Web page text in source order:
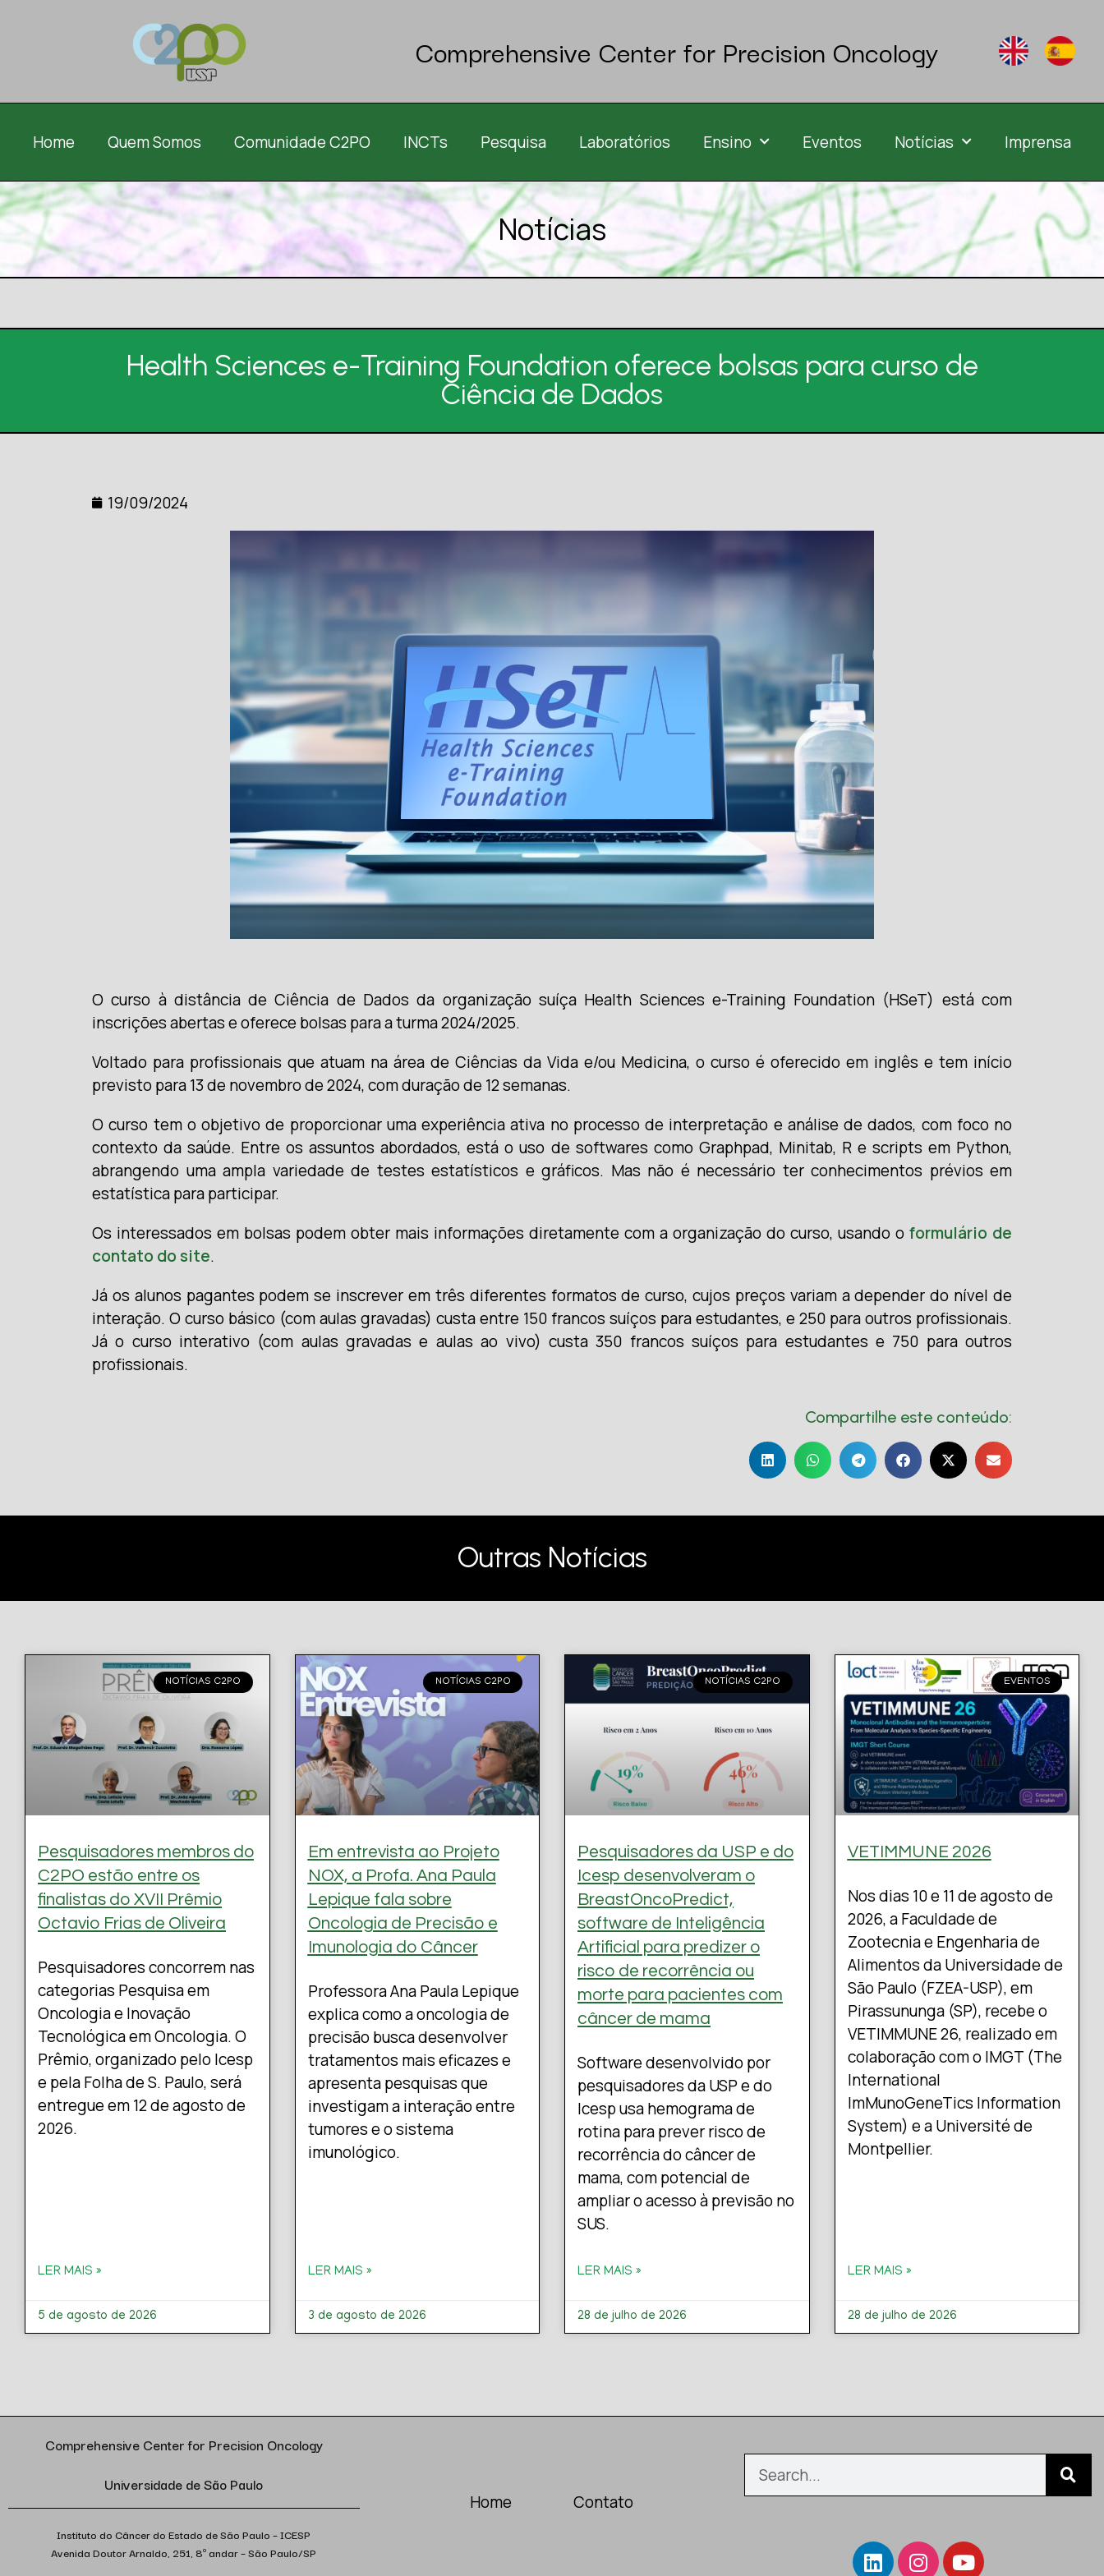
Comprehensive Center for Precision Oncology
Home Quem Somos Comunidade C2PO INCTs Pesquisa Laboratórios Ensino Eventos Notícias Imprensa
Notícias
Health Sciences e-Training Foundation oferece bolsas para curso de
Ciência de Dados
19/09/2024
O curso à distância de Ciência de Dados da organização suíça Health Sciences e-Training Foundation (HSeT) está com
inscrições abertas e oferece bolsas para a turma 2024/2025.
Voltado para profissionais que atuam na área de Ciências da Vida e/ou Medicina, o curso é oferecido em inglês e tem início
previsto para 13 de novembro de 2024, com duração de 12 semanas.
O curso tem o objetivo de proporcionar uma experiência ativa no processo de interpretação e análise de dados, com foco no
contexto da saúde. Entre os assuntos abordados, está o uso de softwares como Graphpad, Minitab, R e scripts em Python,
abrangendo uma ampla variedade de testes estatísticos e gráficos. Mas não é necessário ter conhecimentos prévios em
estatística para participar.
Os interessados em bolsas podem obter mais informações diretamente com a organização do curso, usando o formulário de
contato do site.
Já os alunos pagantes podem se inscrever em três diferentes formatos de curso, cujos preços variam a depender do nível de
interação. O curso básico (com aulas gravadas) custa entre 150 francos suíços para estudantes, e 250 para outros profissionais.
Já o curso interativo (com aulas gravadas e aulas ao vivo) custa 350 francos suíços para estudantes e 750 para outros
profissionais.
Compartilhe este conteúdo:
Outras Notícias
NOTÍCIAS C2PO
Pesquisadores membros do
C2PO estão entre os
finalistas do XVII Prêmio
Octavio Frias de Oliveira
Pesquisadores concorrem nas
categorias Pesquisa em
Oncologia e Inovação
Tecnológica em Oncologia. O
Prêmio, organizado pelo Icesp
e pela Folha de S. Paulo, será
entregue em 12 de agosto de
2026.
LER MAIS »
5 de agosto de 2026
NOTÍCIAS C2PO
Em entrevista ao Projeto
NOX, a Profa. Ana Paula
Lepique fala sobre
Oncologia de Precisão e
Imunologia do Câncer
Professora Ana Paula Lepique
explica como a oncologia de
precisão busca desenvolver
tratamentos mais eficazes e
apresenta pesquisas que
investigam a interação entre
tumores e o sistema
imunológico.
LER MAIS »
3 de agosto de 2026
NOTÍCIAS C2PO
Pesquisadores da USP e do
Icesp desenvolveram o
BreastOncoPredict,
software de Inteligência
Artificial para predizer o
risco de recorrência ou
morte para pacientes com
câncer de mama
Software desenvolvido por
pesquisadores da USP e do
Icesp usa hemograma de
rotina para prever risco de
recorrência do câncer de
mama, com potencial de
ampliar o acesso à previsão no
SUS.
LER MAIS »
28 de julho de 2026
EVENTOS
VETIMMUNE 2026
Nos dias 10 e 11 de agosto de
2026, a Faculdade de
Zootecnia e Engenharia de
Alimentos da Universidade de
São Paulo (FZEA-USP), em
Pirassununga (SP), recebe o
VETIMMUNE 26, realizado em
colaboração com o IMGT (The
International
ImMunoGeneTics Information
System) e a Université de
Montpellier.
LER MAIS »
28 de julho de 2026
Comprehensive Center for Precision Oncology
Universidade de São Paulo
Instituto do Câncer do Estado de São Paulo – ICESP
Avenida Doutor Arnaldo, 251, 8º andar – São Paulo/SP
Home Contato